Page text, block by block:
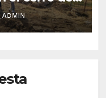
de
antiguo